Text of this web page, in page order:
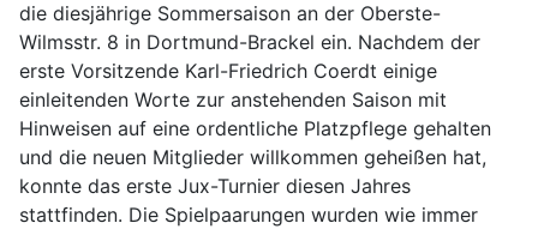
die diesjährige Sommersaison an der Oberste-
Wilmsstr. 8 in Dortmund-Brackel ein. Nachdem der
erste Vorsitzende Karl-Friedrich Coerdt einige
einleitenden Worte zur anstehenden Saison mit
Hinweisen auf eine ordentliche Platzpflege gehalten
und die neuen Mitglieder willkommen geheißen hat,
konnte das erste Jux-Turnier diesen Jahres
stattfinden. Die Spielpaarungen wurden wie immer